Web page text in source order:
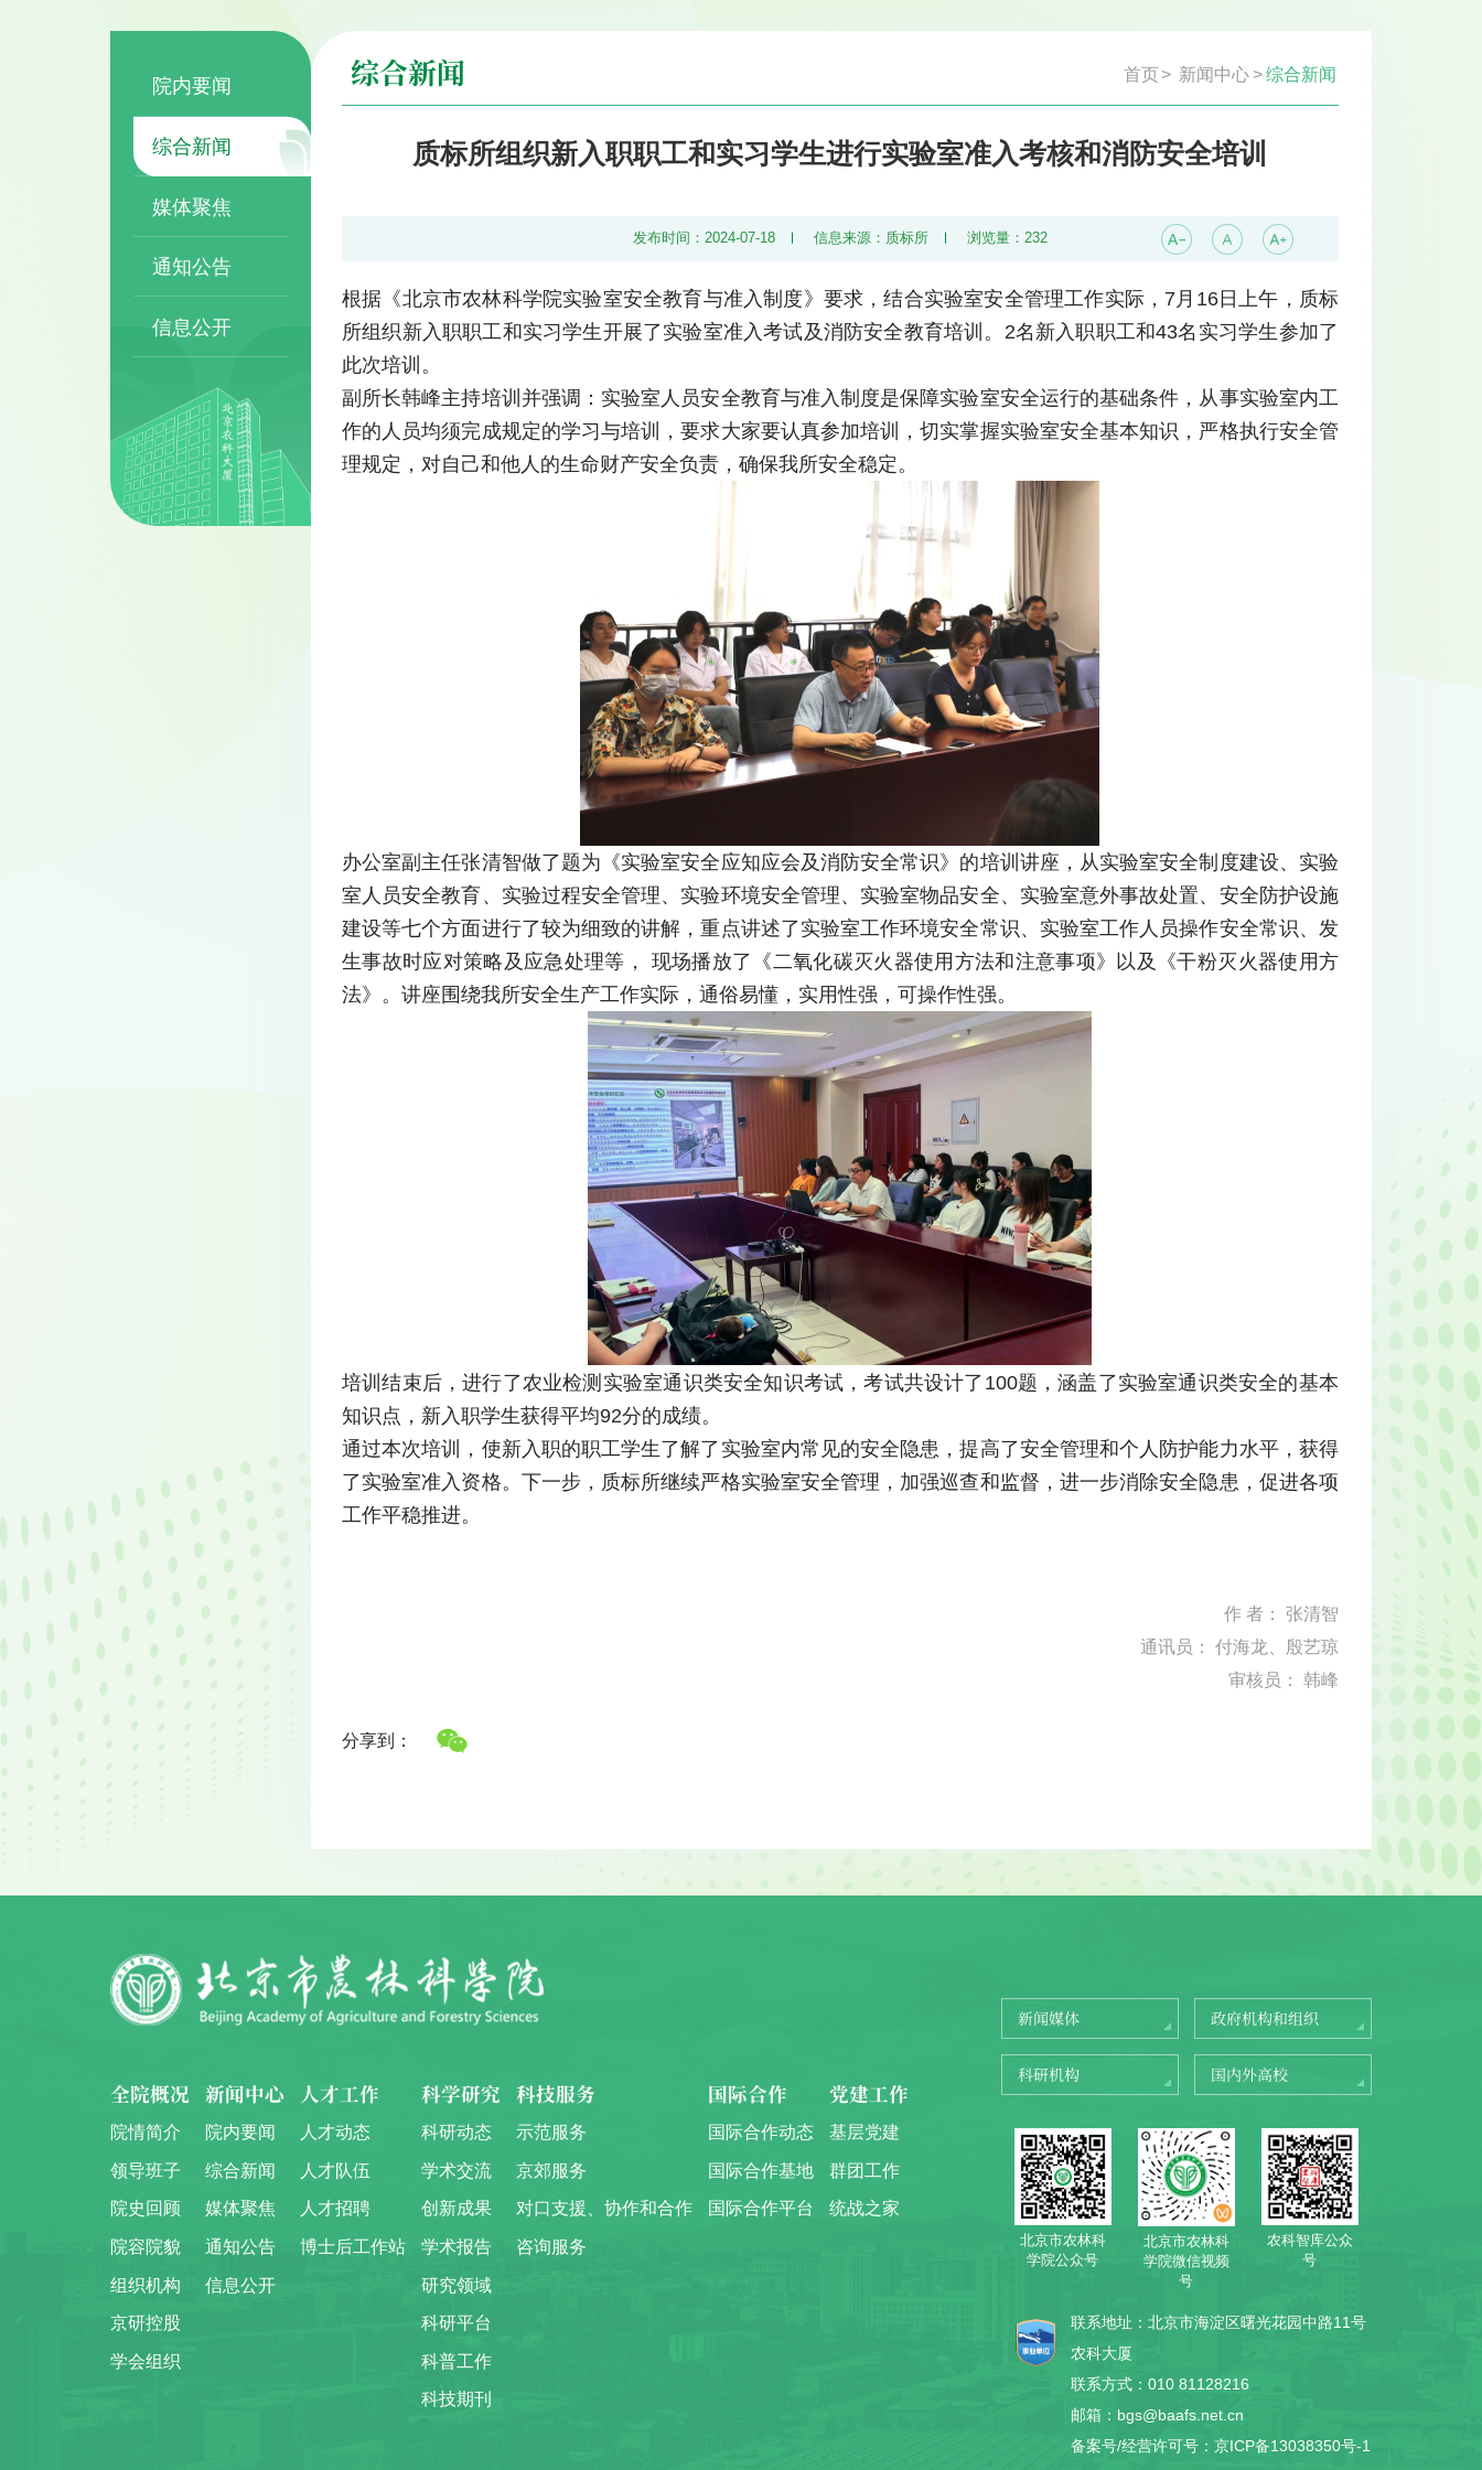
院内要闻
综合新闻
媒体聚焦
通知公告
信息公开
首页> 新闻中心 >综合新闻
综合新闻
质标所组织新入职职工和实习学生进行实验室准入考核和消防安全培训
发布时间：2024-07-18 信息来源：质标所 浏览量： 232
根据《北京市农林科学院实验室安全教育与准入制度》要求，结合实验室安全管理工作实际，7月16日上午，质标
所组织新入职职工和实习学生开展了实验室准入考试及消防安全教育培训。2名新入职职工和43名实习学生参加了
此次培训。
副所长韩峰主持培训并强调：实验室人员安全教育与准入制度是保障实验室安全运行的基础条件，从事实验室内工
作的人员均须完成规定的学习与培训，要求大家要认真参加培训，切实掌握实验室安全基本知识，严格执行安全管
理规定，对自己和他人的生命财产安全负责，确保我所安全稳定。
办公室副主任张清智做了题为《实验室安全应知应会及消防安全常识》的培训讲座，从实验室安全制度建设、实验
室人员安全教育、实验过程安全管理、实验环境安全管理、实验室物品安全、实验室意外事故处置、安全防护设施
建设等七个方面进行了较为细致的讲解，重点讲述了实验室工作环境安全常识、实验室工作人员操作安全常识、发
生事故时应对策略及应急处理等， 现场播放了《二氧化碳灭火器使用方法和注意事项》以及《干粉灭火器使用方
法》。讲座围绕我所安全生产工作实际，通俗易懂，实用性强，可操作性强。
培训结束后，进行了农业检测实验室通识类安全知识考试，考试共设计了100题，涵盖了实验室通识类安全的基本
知识点，新入职学生获得平均92分的成绩。
通过本次培训，使新入职的职工学生了解了实验室内常见的安全隐患，提高了安全管理和个人防护能力水平，获得
了实验室准入资格。下一步，质标所继续严格实验室安全管理，加强巡查和监督，进一步消除安全隐患，促进各项
工作平稳推进。
作 者： 张清智
通讯员： 付海龙、殷艺琼
审核员： 韩峰
分享到：
全院概况
院情简介
领导班子
院史回顾
院容院貌
组织机构
京研控股
学会组织
新闻中心
院内要闻
综合新闻
媒体聚焦
通知公告
信息公开
人才工作
人才动态
人才队伍
人才招聘
博士后工作站
科学研究
科研动态
学术交流
创新成果
学术报告
研究领域
科研平台
科普工作
科技期刊
科技服务
示范服务
京郊服务
对口支援、协作和合作
咨询服务
国际合作
国际合作动态
国际合作基地
国际合作平台
党建工作
基层党建
群团工作
统战之家
新闻媒体 政府机构和组织
科研机构 国内外高校
北京市农林科
学院公众号
北京市农林科
学院微信视频
号
农科智库公众
号
联系地址：北京市海淀区曙光花园中路11号
农科大厦
联系方式：010 81128216
邮箱：bgs@baafs.net.cn
备案号/经营许可号：京ICP备13038350号-1